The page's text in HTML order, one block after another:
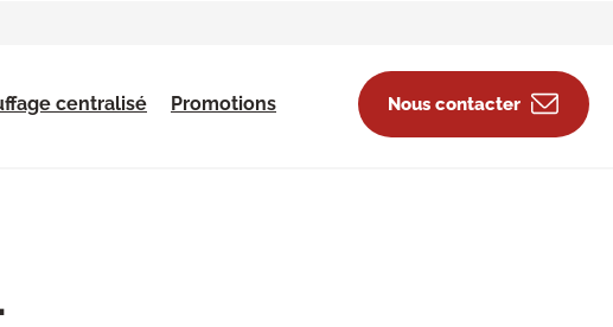
centralisé Promotions Nous contacter